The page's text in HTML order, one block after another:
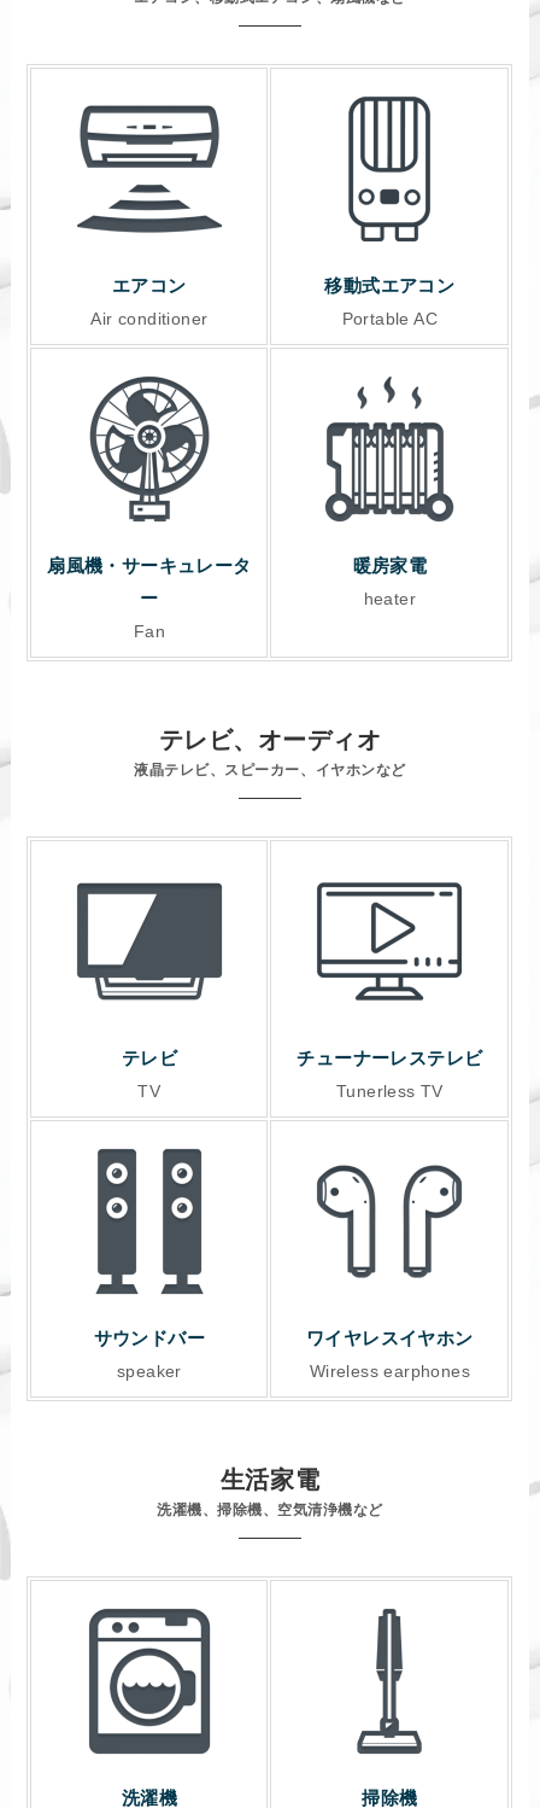
エアコン
Air conditioner
移動式エアコン
Portable AC
扇風機・サーキュレータ
ー
Fan
暖房家電
heater
テレビ、オーディオ
液晶テレビ、スピーカー、イヤホンなど
テレビ
TV
チューナーレステレビ
Tunerless TV
サウンドバー
speaker
ワイヤレスイヤホン
Wireless earphones
生活家電
洗濯機、掃除機、空気清浄機など
洗濯機 掃除機